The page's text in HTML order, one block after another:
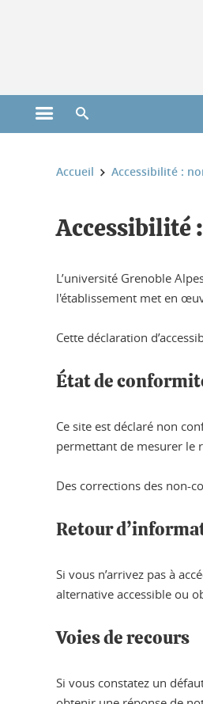
Ouvrir le menu principal
Vous êtes ici :
Accueil Accessibilité :
Accessibilité
L’université Grenoble
l'établissement met en
Cette déclaration
État de
Ce site est déclaré non
permettant de mesurer le
Des corrections des non-
Retour
Si vous n’arrivez pas à
alternative accessible ou
Voies de recours
Si vous constatez un